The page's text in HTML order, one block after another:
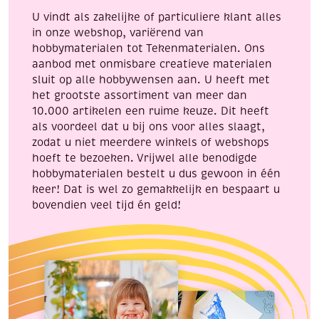
U vindt als zakelijke of particuliere klant alles
in onze webshop, variërend van
hobbymaterialen tot Tekenmaterialen. Ons
aanbod met onmisbare creatieve materialen
sluit op alle hobbywensen aan. U heeft met
het grootste assortiment van meer dan
10.000 artikelen een ruime keuze. Dit heeft
als voordeel dat u bij ons voor alles slaagt,
zodat u niet meerdere winkels of webshops
hoeft te bezoeken. Vrijwel alle benodigde
hobbymaterialen bestelt u dus gewoon in één
keer! Dat is wel zo gemakkelijk en bespaart u
bovendien veel tijd én geld!